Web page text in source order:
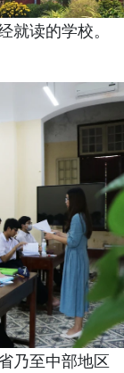
读的学校。
乃至中部地区